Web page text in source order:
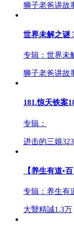
狮子老爸讲故
世界未解之谜
专辑： 世界未
狮子老爸讲故
181.惊天铁案
专辑：
进击的三娘323
【养生有道•
专辑： 养生有
大毉精誠1.3万